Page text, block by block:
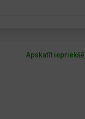
Apskatīt